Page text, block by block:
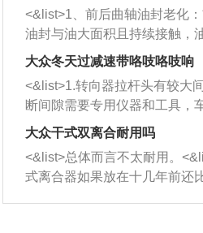
西取出来。但如果是因为积碳
的堵塞，就需要将三元催化器
洗剂对堵塞的情况得到解决，
放在燃油箱中，与燃油混合后
动时，就可以和汽油一起进入
室，最后形成废气排出，就可
催化器得到清洗，排气管堵塞
能够得到解决。
一圈半的练习，往右同样也要
圈数。 <&list>3、最后强调要
习，这样就可以形成肌肉记忆
驾驶车辆时，不需要记忆也能
向。
<&list>1、前后曲轴油封老化
油封与油大面积且持续接触，
和发动机内持续温度变化使其
逐渐减弱，导致渗油或漏油。
活塞间隙过大：积碳会使活塞
的间隙扩大，导致机油流入燃
造成烧机油。<&list>3、机油粘
机油粘度过小的话，同样会有
象，机油粘度过小具有很好的
大众冬天过减速带咯吱咯吱响
<&list>1.转向器拉杆头有较大
断间隙需要专用仪器和工具，
无法制作，需要将车辆送到修
店；<&list>2.车辆半轴套管防尘
裂，破裂后会出现漏油现象，
损严重，磨损的半轴容易损坏
响；<&list>3.稳定器的转向胶
大众干式双离合耐用吗
<&list>总体而言不太耐用。
式离合器如果放在十几年前还